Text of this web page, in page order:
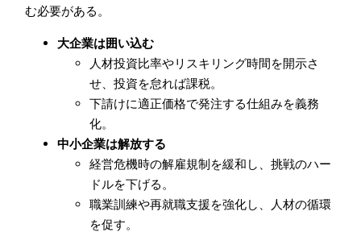
む必要がある。
大企業は囲い込む
人材投資比率やリスキリング時間を開示さ
せ、投資を怠れば課税。
下請けに適正価格で発注する仕組みを義務
化。
中小企業は解放する
経営危機時の解雇規制を緩和し、挑戦のハー
ドルを下げる。
職業訓練や再就職支援を強化し、人材の循環
を促す。